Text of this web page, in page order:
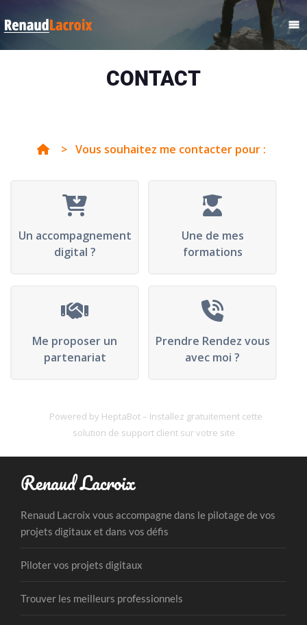
CONTACT
> Vous souhaitez me contacter pour :
Un accompagnement
digital ?
Une de mes
formations
Me proposer un
partenariat
Prendre Rendez vous
avec moi ?
Powered by HeptaBot – Installez gratuitement cette
solution de support client sur votre site
Renaud Lacroix
Renaud Lacroix vous accompagne dans le pilotage de vos
projets digitaux et dans vos défis
Piloter vos projets digitaux
Trouver les meilleurs professionnels